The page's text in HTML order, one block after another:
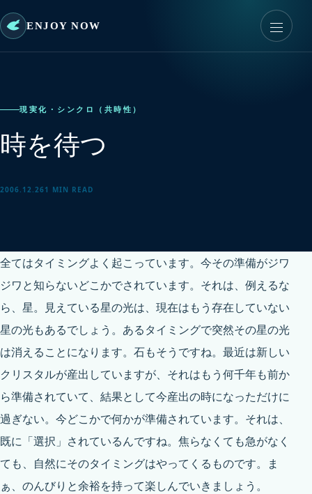
ENJOY NOW
現実化・シンクロ（共時性）
時を待つ
2006.12.261 MIN READ
全てはタイミングよく起こっています。今その準備がジワ
ジワと知らないどこかでされています。それは、例えるな
ら、星。見えている星の光は、現在はもう存在していない
星の光もあるでしょう。あるタイミングで突然その星の光
は消えることになります。石もそうですね。最近は新しい
クリスタルが産出していますが、それはもう何千年も前か
ら準備されていて、結果として今産出の時になっただけに
過ぎない。今どこかで何かが準備されています。それは、
既に「選択」されているんですね。焦らなくても急がなく
ても、自然にそのタイミングはやってくるものです。ま
ぁ、のんびりと余裕を持って楽しんでいきましょう。